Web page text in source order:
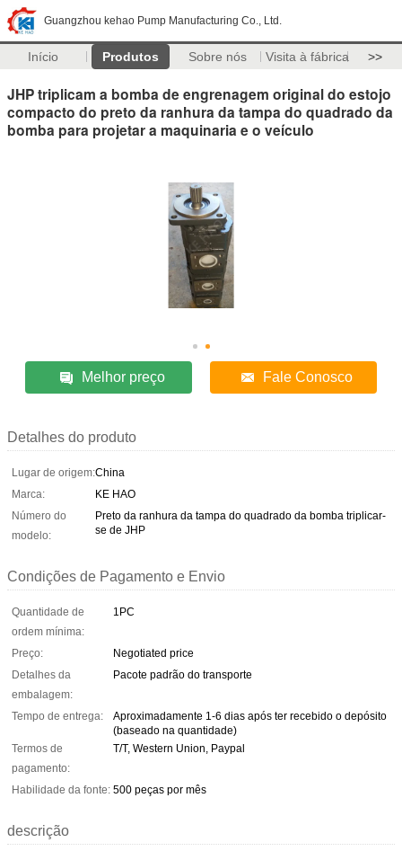
Guangzhou kehao Pump Manufacturing Co., Ltd.
Início Produtos Sobre nós Visita à fábrica >>
JHP triplicam a bomba de engrenagem original do estojo
compacto do preto da ranhura da tampa do quadrado da
bomba para projetar a maquinaria e o veículo
Melhor preço Fale Conosco
Detalhes do produto
Lugar de origem:China
Marca:
KE HAO
Número do
modelo:
Preto da ranhura da tampa do quadrado da bomba triplicar-
se de JHP
Condições de Pagamento e Envio
Quantidade de
ordem mínima:
1PC
Preço:
Negotiated price
Detalhes da
embalagem:
Pacote padrão do transporte
Tempo de entrega:
Aproximadamente 1-6 dias após ter recebido o depósito
(baseado na quantidade)
Termos de
pagamento:
T/T, Western Union, Paypal
Habilidade da fonte: 500 peças por mês
descrição